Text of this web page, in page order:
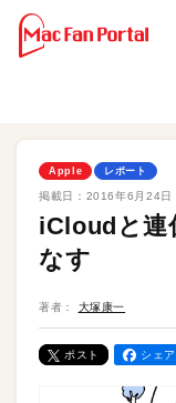
Apple レポート
掲載日： 2016年6月24日
iCloudと連
なす
著者： 大塚康一
ポスト シェ